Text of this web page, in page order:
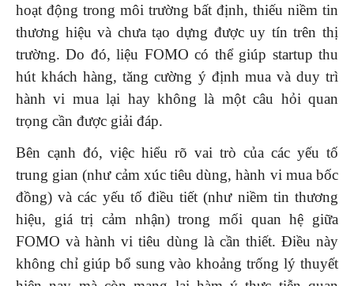
hoạt động trong môi trường bất định, thiếu niềm tin
thương hiệu và chưa tạo dựng được uy tín trên thị
trường. Do đó, liệu FOMO có thể giúp startup thu
hút khách hàng, tăng cường ý định mua và duy trì
hành vi mua lại hay không là một câu hỏi quan
trọng cần được giải đáp.
Bên cạnh đó, việc hiểu rõ vai trò của các yếu tố
trung gian (như cảm xúc tiêu dùng, hành vi mua bốc
đồng) và các yếu tố điều tiết (như niềm tin thương
hiệu, giá trị cảm nhận) trong mối quan hệ giữa
FOMO và hành vi tiêu dùng là cần thiết. Điều này
không chỉ giúp bổ sung vào khoảng trống lý thuyết